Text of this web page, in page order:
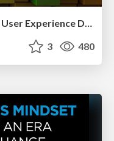
More Than Pixels: Becoming A User Experience Designer
3 480